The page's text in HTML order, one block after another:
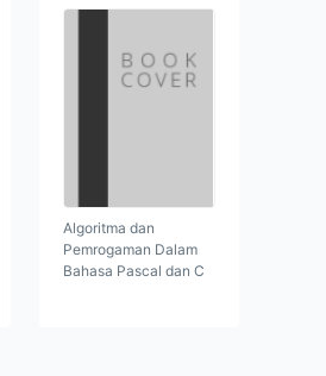
Algoritma dan
Pemrogaman Dalam
Bahasa Pascal dan C